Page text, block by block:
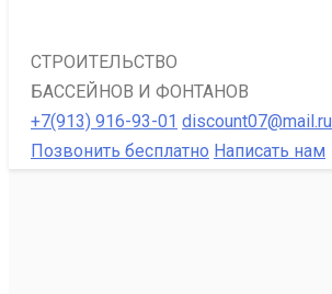
СТРОИТЕЛЬСТВО
БАССЕЙНОВ И ФОНТАНОВ
+7(913) 916-93-01 discount07@mail.ru
Позвонить бесплатно Написать нам